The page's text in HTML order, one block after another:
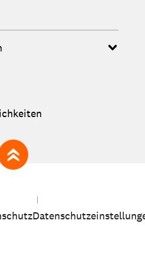
zum Seitenanfang